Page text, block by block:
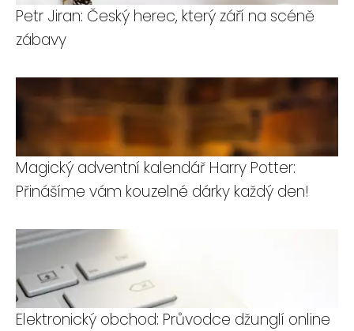
Petr Jiran: Český herec, který září na scéně
zábavy
Magický adventní kalendář Harry Potter:
Přinášíme vám kouzelné dárky každý den!
Elektronický obchod: Průvodce džunglí online